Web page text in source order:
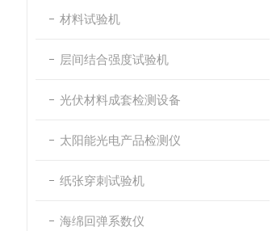
材料试验机
层间结合强度试验机
光伏材料成套检测设备
太阳能光电产品检测仪
纸张穿刺试验机
海绵回弹系数仪